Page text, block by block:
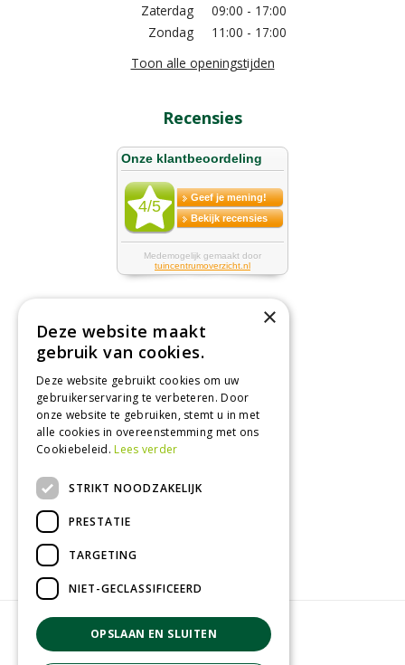
Zaterdag
09:00 - 17:00
Zondag
11:00 - 17:00
Toon alle openingstijden
Recensies
Tuincentrum
Nieuws
Tuintips
Tuincentrum
Tuinplanten
© GroenRijk Zevenaar
Green Solutions
×
Deze website maakt
gebruik van cookies.
Deze website gebruikt cookies om uw
gebruikerservaring te verbeteren. Door
onze website te gebruiken, stemt u in met
alle cookies in overeenstemming met ons
Cookiebeleid.Lees verder
STRIKT NOODZAKELIJK
PRESTATIE
TARGETING
NIET-GECLASSIFICEERD
OPSLAAN EN SLUITEN